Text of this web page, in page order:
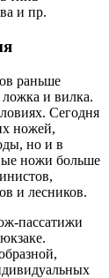
и пр.
раньше
ложка и вилка.
Сегодня
ножей,
но и в
ножи больше
и лесников.
пассатижи